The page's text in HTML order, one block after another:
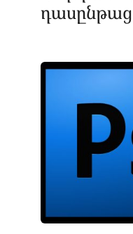
դասընթաց